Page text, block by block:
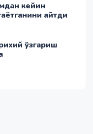
кейин
айтди
ўзгариш